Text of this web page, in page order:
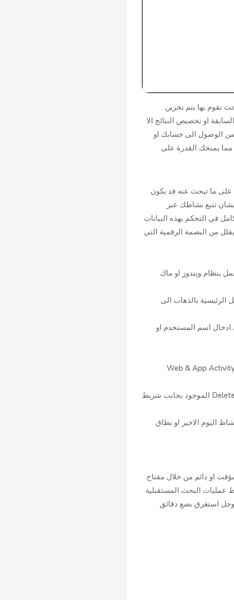
تقوم بها يتم تخزين
او تخصيص النتائج الا
الوصول الى حسابك او
يمنحك القدرة على
ما تبحث عنه قد يكون
تتبع نشاطك عبر
في التحكم بهذه البيانات
من البصمة الرقمية التي
بنظام ويندوز او ماك
بالذهاب الى
اسم المستخدم او
في صفحة نشاطي My Activity ستجد خيارات للبحث عن نشاط معين او حذفه انقر على زر حذف Delete الموجود بجانب شريط
اليوم الاخير او نطاق
او دائم من خلال مفتاح
البحث المستقبلية
استغرق بضع دقائق